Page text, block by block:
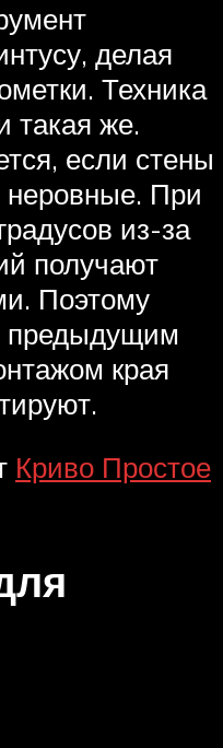
делая
Техника
такая же.
если стены
При
из-за
получают
Поэтому
предыдущим
края
Криво Простое